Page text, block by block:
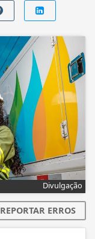
Divulgação
REPORTAR ERROS